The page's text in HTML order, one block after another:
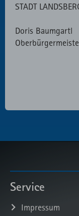
STADT
Doris Baumgartl
Service
Impressum